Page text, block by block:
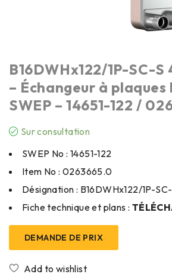
B16DWHx122/1P-SC-S
– Échangeur à plaques
SWEP – 14651-122 /
Sur consultation
SWEP No : 14651-122
Item No : 0263665.0
Désignation : B16DWHx122/1P-
Fiche technique et plans :
DEMANDE DE PRIX